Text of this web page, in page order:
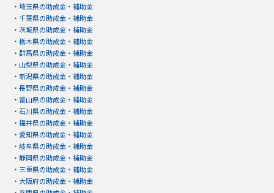
・ 埼玉県の助成金・補助金
・ 千葉県の助成金・補助金
・ 茨城県の助成金・補助金
・ 栃木県の助成金・補助金
・ 群馬県の助成金・補助金
・ 山梨県の助成金・補助金
・ 新潟県の助成金・補助金
・ 長野県の助成金・補助金
・ 富山県の助成金・補助金
・ 石川県の助成金・補助金
・ 福井県の助成金・補助金
・ 愛知県の助成金・補助金
・ 岐阜県の助成金・補助金
・ 静岡県の助成金・補助金
・ 三重県の助成金・補助金
・ 大阪府の助成金・補助金